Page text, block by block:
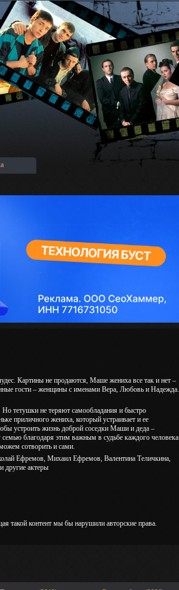
Картины не продаются, Маше жениха все так и нет –
гости – женщины с именами Вера, Любовь и Надежда.
тетушки не теряют самообладания и быстро
приличного жениха, который устраивает и ее
устроить жизнь доброй соседки Маши и деда –
благодаря этим важным в судьбе каждого человека
сотворить и сами.
Ефремов, Михаил Ефремов, Валентина Теличкина,
другие актеры
такой контент мы бы нарушили авторские права.